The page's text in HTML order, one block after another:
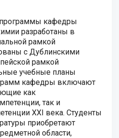
кафедры
разработаны в
рамкой
с Дублинскими
рамкой
учебные планы
кафедры включают
как
так и
XXI века. Студенты
приобретают
области,